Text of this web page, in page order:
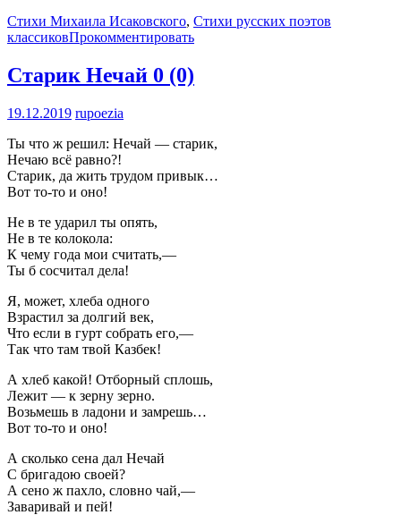
Стихи Михаила Исаковского, Стихи русских поэтов
классиковПрокомментировать
Старик Нечай 0 (0)
19.12.2019 rupoezia
Ты что ж решил: Нечай — старик,
Нечаю всё равно?!
Старик, да жить трудом привык…
Вот то-то и оно!
Не в те ударил ты опять,
Не в те колокола:
К чему года мои считать,—
Ты б сосчитал дела!
Я, может, хлеба одного
Взрастил за долгий век,
Что если в гурт собрать его,—
Так что там твой Казбек!
А хлеб какой! Отборный сплошь,
Лежит — к зерну зерно.
Возьмешь в ладони и замрешь…
Вот то-то и оно!
А сколько сена дал Нечай
С бригадою своей?
А сено ж пахло, словно чай,—
Заваривай и пей!